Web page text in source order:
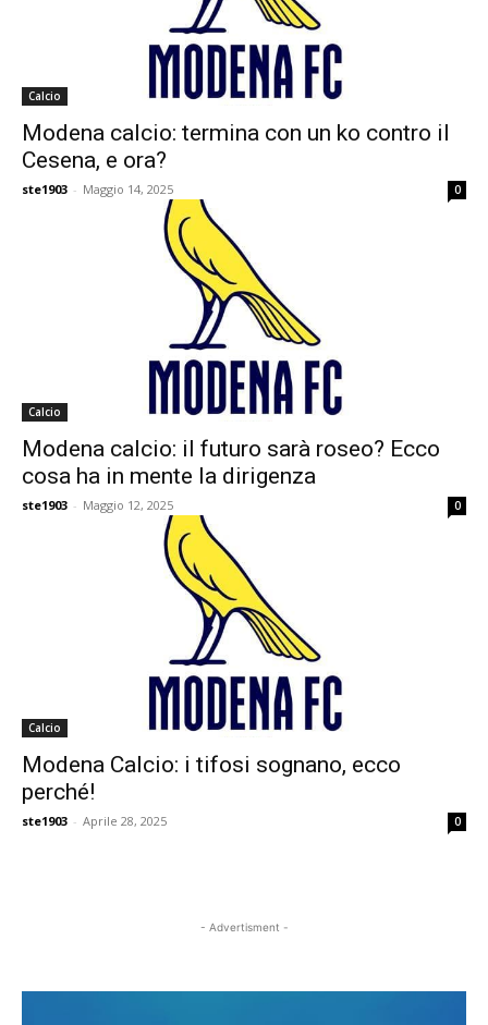
Calcio
Modena calcio: termina con un ko contro il
Cesena, e ora?
ste1903 - Maggio 14, 2025 0
Calcio
Modena calcio: il futuro sarà roseo? Ecco
cosa ha in mente la dirigenza
ste1903 - Maggio 12, 2025 0
Calcio
Modena Calcio: i tifosi sognano, ecco
perché!
ste1903 - Aprile 28, 2025 0
- Advertisment -